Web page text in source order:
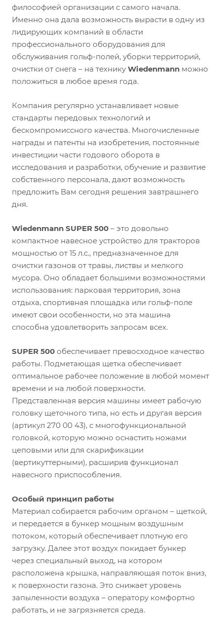
философией организации с самого начала.
Именно она дала возможность вырасти в одну из
лидирующих компаний в области
профессионального оборудования для
обслуживания гольф-полей, уборки территорий,
очистки от снега – на технику Wiedenmann можно
положиться в любое время года.
Компания регулярно устанавливает новые
стандарты передовых технологий и
бескомпромиссного качества. Многочисленные
награды и патенты на изобретения, постоянные
инвестиции части годового оборота в
исследования и разработки, обучение и развитие
собственного персонала, дают возможность
предложить Вам сегодня решения завтрашнего
дня.
Wiedenmann SUPER 500 – это довольно
компактное навесное устройство для тракторов
мощностью от 15 л.с., предназначенное для
очистки газонов от травы, листвы и мелкого
мусора. Оно обладает большими возможностями
использования: парковая территория, зона
отдыха, спортивная площадка или гольф-поле
имеют свои особенности, но эта машина
способна удовлетворить запросам всех.
SUPER 500 обеспечивает превосходное качество
работы. Подметающая щетка обеспечивает
оптимальное рабочее положение в любой момент
времени и на любой поверхности.
Представленная версия машины имеет рабочую
головку щеточного типа, но есть и другая версия
(артикул 270 00 43), с многофункциональной
головкой, которую можно оснастить ножами
цеповыми или для скарификации
(вертикуттерными), расширив функционал
навесного приспособления.
Особый принцип работы
Материал собирается рабочим органом – щеткой,
и передается в бункер мощным воздушным
потоком, который обеспечивает плотную его
загрузку. Далее этот воздух покидает бункер
через специальный выход, на котором
расположена крышка, направляющая поток вниз,
к поверхности газона. Это снижает уровень
запыленности воздуха – оператору комфортно
работать, и не загрязняется среда.